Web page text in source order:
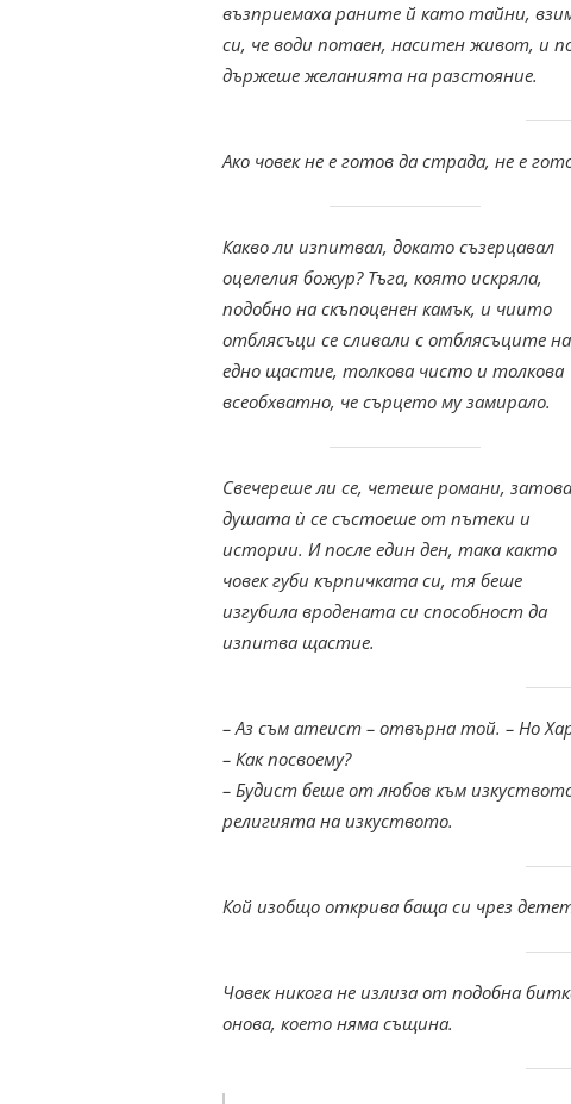
възприемаха раните й като тайни,
си, че води потаен, наситен живот, и
държеше желанията на разстояние.
Ако човек не е готов да страда, не е
Какво ли изпитвал, докато съзерцавал
оцелелия божур? Тъга, която искряла,
подобно на скъпоценен камък, и чиито
отблясъци се сливали с отблясъците на
едно щастие, толкова чисто и толкова
всеобхватно, че сърцето му замирало.
Свечереше ли се, четеше романи, затова
душата ѝ се състоеше от пътеки и
истории. И после един ден, така както
човек губи кърпичката си, тя беше
изгубила вродената си способност да
изпитва щастие.
– Аз съм атеист – отвърна той. – Но
– Как посвоему?
– Будист беше от любов към
религията на изкуството.
Кой изобщо открива баща си чрез
Човек никога не излиза от подобна
онова, което няма същина.